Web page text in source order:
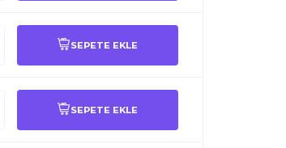
SEPETE EKLE
SEPETE EKLE